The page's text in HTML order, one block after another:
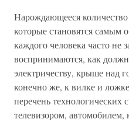
Нарождающееся
которые становятся
каждого человека часто не
воспринимаются, как
электричеству, крыше над
конечно же, к вилке и
перечень технологических
телевизором,